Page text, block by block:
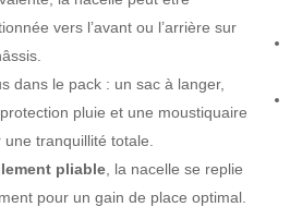
vers l’avant ou l’arrière sur
dans le pack : un sac à langer,
pluie et une moustiquaire
une tranquillité totale.
pliable, la nacelle se replie
pour un gain de place optimal.